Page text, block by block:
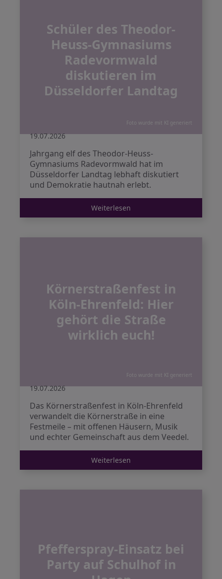
Schüler des Theodor-
Heuss-Gymnasiums
Radevormwald
diskutieren im
Düsseldorfer Landtag
Foto wurde mit KI generiert
19.07.2026
Jahrgang elf des Theodor-Heuss-
Gymnasiums Radevormwald hat im
Düsseldorfer Landtag lebhaft diskutiert
und Demokratie hautnah erlebt.
Weiterlesen
Körnerstraßenfest in
Köln-Ehrenfeld: Hier
gehört die Straße
wirklich euch!
Foto wurde mit KI generiert
19.07.2026
Das Körnerstraßenfest in Köln-Ehrenfeld
verwandelt die Körnerstraße in eine
Festmeile – mit offenen Häusern, Musik
und echter Gemeinschaft aus dem Veedel.
Weiterlesen
Pfefferspray-Einsatz bei
Party auf Schulhof in